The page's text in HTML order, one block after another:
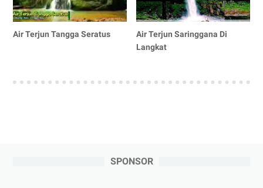
Air Terjun Tangga Seratus
Air Terjun Saringgana Di
Langkat
SPONSOR